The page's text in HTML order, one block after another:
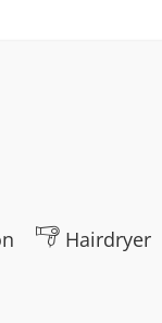
Hairdryer